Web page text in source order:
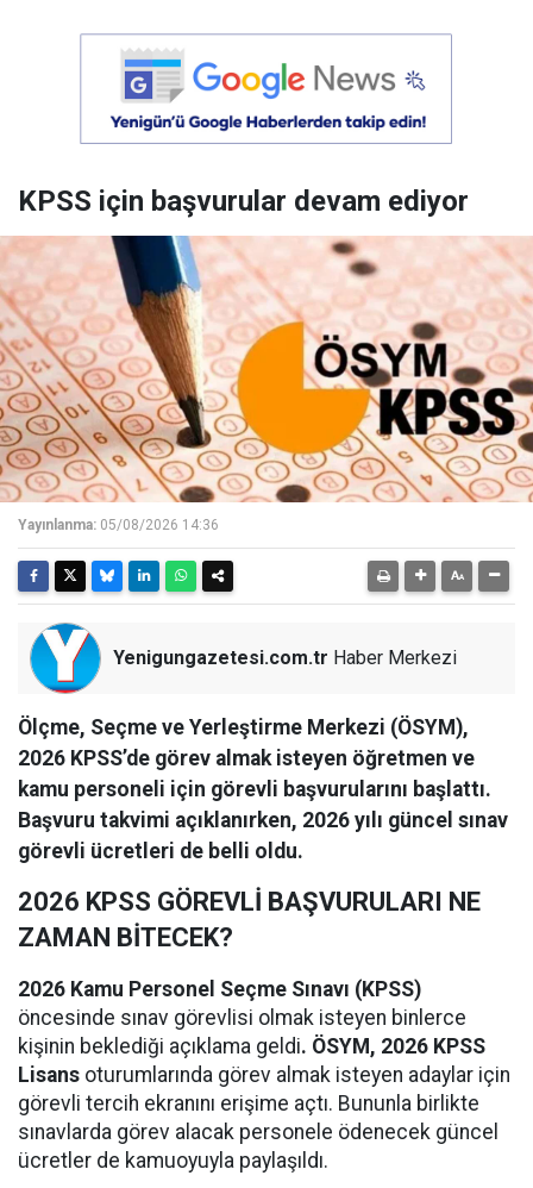
KPSS için başvurular devam ediyor
Yayınlanma: 05/08/2026 14:36
Yenigungazetesi.com.tr Haber Merkezi
Ölçme, Seçme ve Yerleştirme Merkezi (ÖSYM),
2026 KPSS’de görev almak isteyen öğretmen ve
kamu personeli için görevli başvurularını başlattı.
Başvuru takvimi açıklanırken, 2026 yılı güncel sınav
görevli ücretleri de belli oldu.
2026 KPSS GÖREVLİ BAŞVURULARI NE
ZAMAN BİTECEK?
2026 Kamu Personel Seçme Sınavı (KPSS)
öncesinde sınav görevlisi olmak isteyen binlerce
kişinin beklediği açıklama geldi. ÖSYM, 2026 KPSS
Lisans oturumlarında görev almak isteyen adaylar için
görevli tercih ekranını erişime açtı. Bununla birlikte
sınavlarda görev alacak personele ödenecek güncel
ücretler de kamuoyuyla paylaşıldı.